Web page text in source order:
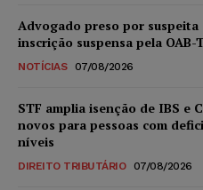
Advogado preso por
inscrição suspensa pela OAB-
NOTÍCIAS 07/08/2026
STF amplia isenção de IBS e
novos para pessoas com
níveis
DIREITO TRIBUTÁRIO 07/08/2026